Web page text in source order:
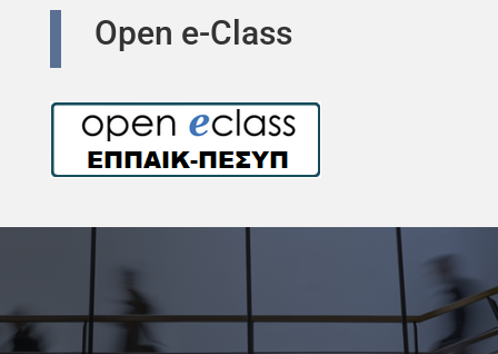
Open e-Class